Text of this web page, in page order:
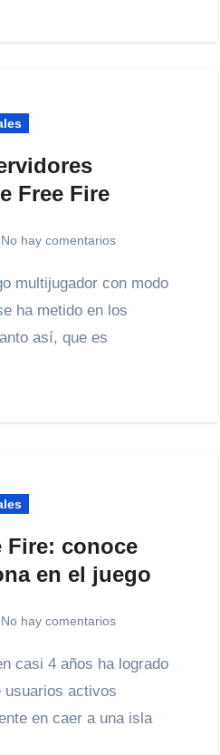
Free Fire
No hay comentarios
ha metido en los
así, que es
Fire: conoce
en el juego
No hay comentarios
usuarios activos
en caer a una isla